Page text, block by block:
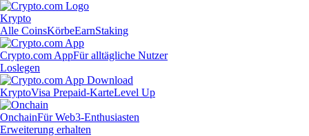
Krypto
Alle CoinsKörbeEarnStaking
Crypto.com AppFür alltägliche Nutzer
Loslegen
KryptoVisa Prepaid-KarteLevel Up
OnchainFür Web3-Enthusiasten
Erweiterung erhalten